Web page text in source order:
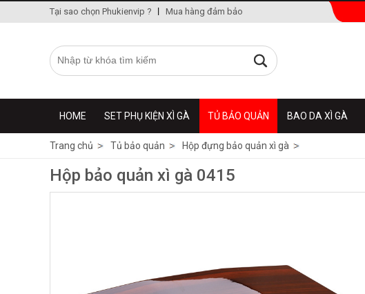
Tại sao chọn Phukienvip ? Mua hàng đảm bảo
HOME SET PHỤ KIỆN XÌ GÀ TỦ BẢO QUẢN BAO DA XÌ GÀ
Trang chủ Tủ bảo quản Hộp đựng bảo quản xì gà
Hộp bảo quản xì gà 0415